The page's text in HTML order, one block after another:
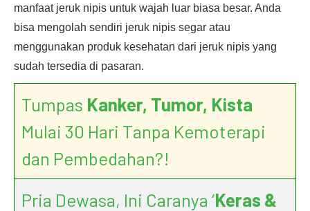
manfaat jeruk nipis untuk wajah luar biasa besar. Anda
bisa mengolah sendiri jeruk nipis segar atau
menggunakan produk kesehatan dari jeruk nipis yang
sudah tersedia di pasaran.
Tumpas Kanker, Tumor, Kista
Mulai 30 Hari Tanpa Kemoterapi
dan Pembedahan?!
Pria Dewasa, Ini Caranya ‘Keras &